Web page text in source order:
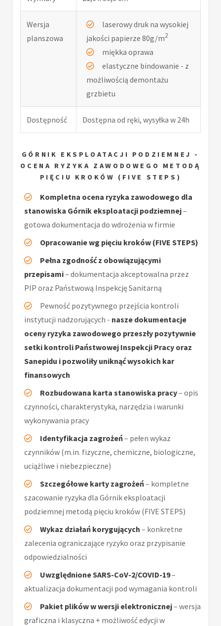
Wersja
planszowa
laserowy druk na wysokiej
jakości papierze 80g/m2
miękka oprawa
elastyczne bindowanie - z
możliwością demontażu
grzbietu
Dostępność Dostępna od ręki, wysyłka w 24h
GÓRNIK EKSPLOATACJI PODZIEMNEJ -
OCENA RYZYKA ZAWODOWEGO METODĄ
PIĘCIU KROKÓW (FIVE STEPS)
Kompletna ocena ryzyka zawodowego dla
stanowiska Górnik eksploatacji podziemnej–
gotowa dokumentacja do wdrożenia w firmie
Opracowanie wg pięciu kroków (FIVE STEPS)
Pełna zgodność z obowiązującymi
przepisami– dokumentacja akceptowalna przez
PIP oraz Państwową Inspekcję Sanitarną
Pewność pozytywnego przejścia kontroli
instytucji nadzorujących - nasze dokumentacje
oceny ryzyka zawodowego przeszły pozytywnie
setki kontroli Państwowej Inspekcji Pracy oraz
Sanepidu i pozwoliły uniknąć wysokich kar
finansowych
Rozbudowana karta stanowiska pracy– opis
czynności, charakterystyka, narzędzia i warunki
wykonywania pracy
Identyfikacja zagrożeń– pełen wykaz
czynników (m.in. fizyczne, chemiczne, biologiczne,
uciążliwe i niebezpieczne)
Szczegółowe karty zagrożeń– kompletne
szacowanie ryzyka dla Górnik eksploatacji
podziemnej metodą pięciu kroków (FIVE STEPS)
Wykaz działań korygujących – konkretne
zalecenia ograniczające ryzyko oraz przypisanie
odpowiedzialności
Uwzględnione SARS-CoV-2/COVID-19–
aktualizacja dokumentacji pod wymagania kontroli
Pakiet plików w wersji elektronicznej– wersja
graficzna i klasyczna + możliwość edycji w